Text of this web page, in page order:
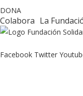
DONA
Colabora La
Facebook Twitter